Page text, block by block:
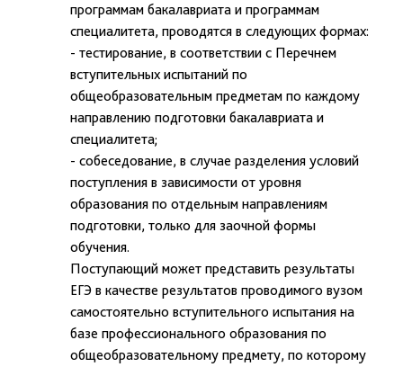
программам бакалавриата и программам
специалитета, проводятся в следующих формах:
- тестирование, в соответствии с Перечнем
вступительных испытаний по
общеобразовательным предметам по каждому
направлению подготовки бакалавриата и
специалитета;
- собеседование, в случае разделения условий
поступления в зависимости от уровня
образования по отдельным направлениям
подготовки, только для заочной формы
обучения.
Поступающий может представить результаты
ЕГЭ в качестве результатов проводимого вузом
самостоятельно вступительного испытания на
базе профессионального образования по
общеобразовательному предмету, по которому